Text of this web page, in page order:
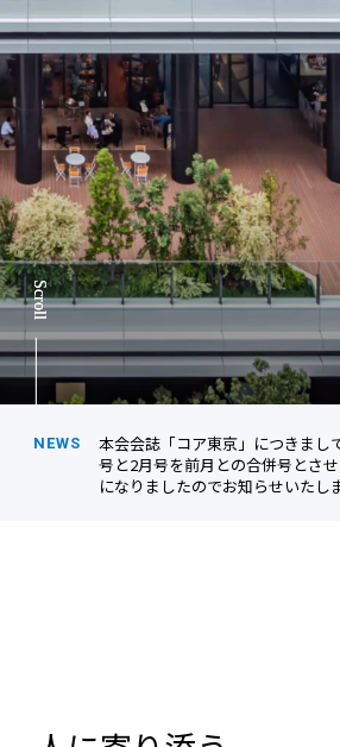
NEWS
本会会誌「コア東京」につきまし
号と2月号を前月との合併号とさ
になりましたのでお知らせいたしま